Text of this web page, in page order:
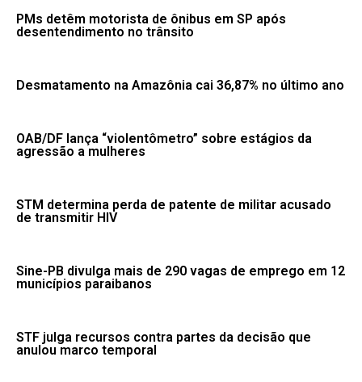
PMs detêm motorista de ônibus em SP após
desentendimento no trânsito
Desmatamento na Amazônia cai 36,87% no último ano
OAB/DF lança “violentômetro” sobre estágios da
agressão a mulheres
STM determina perda de patente de militar acusado
de transmitir HIV
Sine-PB divulga mais de 290 vagas de emprego em 12
municípios paraibanos
STF julga recursos contra partes da decisão que
anulou marco temporal